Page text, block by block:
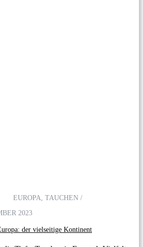
EUROPA, TAUCHEN /
2023
der vielseitige Kontinent